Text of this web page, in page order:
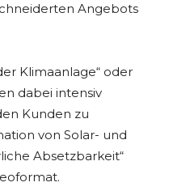
Angebots
Klimaanlage“ oder
dabei intensiv
Kunden zu
von Solar- und
Absetzbarkeit“